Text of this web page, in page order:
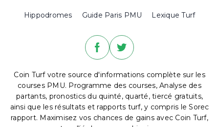
Hippodromes Guide Paris PMU Lexique Turf
Coin Turf votre source d'informations complète sur les
courses PMU. Programme des courses, Analyse des
partants, pronostics du quinté, quarté, tiercé gratuits,
ainsi que les résultats et rapports turf, y compris le Sorec
rapport. Maximisez vos chances de gains avec Coin Turf,